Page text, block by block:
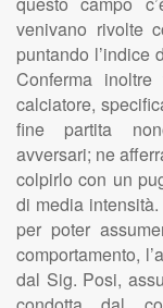
venivano rivolte
puntando l’indice
Conferma
calciatore,
fine partita
avversari; ne
colpirlo con un
di media
per poter
comportamento,
dal Sig. Posi,